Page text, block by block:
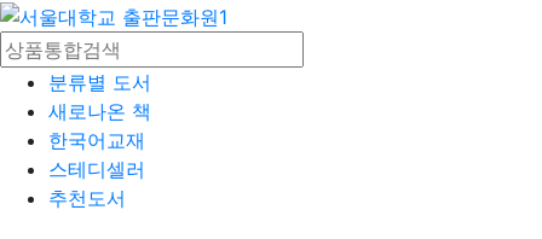
분류별 도서
새로나온 책
한국어교재
스테디셀러
추천도서